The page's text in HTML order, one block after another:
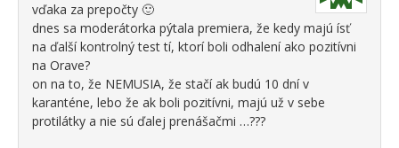
vďaka za prepočty 🙂
dnes sa moderátorka pýtala premiera, že kedy majú ísť
na ďalší kontrolný test tí, ktorí boli odhalení ako pozitívni
na Orave?
on na to, že NEMUSIA, že stačí ak budú 10 dní v
karanténe, lebo že ak boli pozitívni, majú už v sebe
protilátky a nie sú ďalej prenášačmi …???